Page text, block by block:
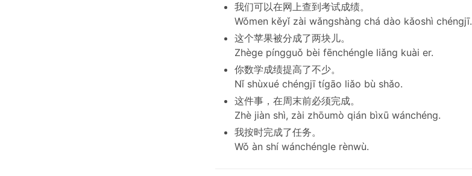
我们可以在网上查到考试成绩。
Wǒmen kěyǐ zài wǎngshàng chá dào kǎoshì chéngjī.
这个苹果被分成了两块儿。
Zhège píngguǒ bèi fēnchéngle liǎng kuài er.
你数学成绩提高了不少。
Nǐ shùxué chéngjī tígāo liǎo bù shǎo.
这件事，在周末前必须完成。
Zhè jiàn shì, zài zhōumò qián bìxū wánchéng.
我按时完成了任务。
Wǒ àn shí wánchéngle rènwù.